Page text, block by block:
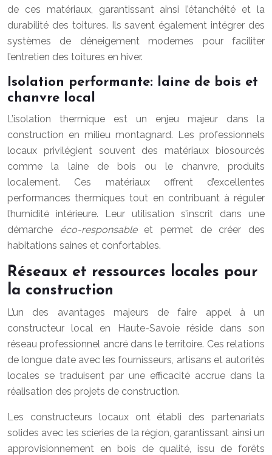
de ces matériaux, garantissant ainsi l’étanchéité et la
durabilité des toitures. Ils savent également intégrer des
systèmes de déneigement modernes pour faciliter
l’entretien des toitures en hiver.
Isolation performante: laine de bois et
chanvre local
L’isolation thermique est un enjeu majeur dans la
construction en milieu montagnard. Les professionnels
locaux privilégient souvent des matériaux biosourcés
comme la laine de bois ou le chanvre, produits
localement. Ces matériaux offrent d’excellentes
performances thermiques tout en contribuant à réguler
l’humidité intérieure. Leur utilisation s’inscrit dans une
démarche éco-responsable et permet de créer des
habitations saines et confortables.
Réseaux et ressources locales pour
la construction
L’un des avantages majeurs de faire appel à un
constructeur local en Haute-Savoie réside dans son
réseau professionnel ancré dans le territoire. Ces relations
de longue date avec les fournisseurs, artisans et autorités
locales se traduisent par une efficacité accrue dans la
réalisation des projets de construction.
Les constructeurs locaux ont établi des partenariats
solides avec les scieries de la région, garantissant ainsi un
approvisionnement en bois de qualité, issu de forêts